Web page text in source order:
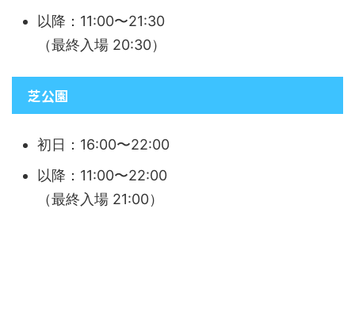
以降：11:00〜21:30
（最終入場 20:30）
芝公園
初日：16:00〜22:00
以降：11:00〜22:00
（最終入場 21:00）